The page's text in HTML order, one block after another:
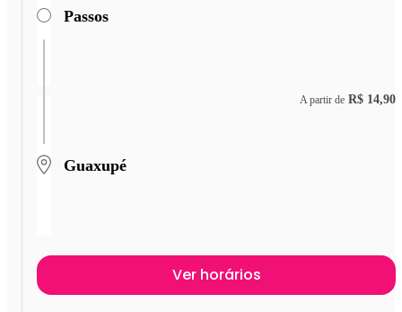
Passos
Guaxupé
A partir de R$ 14,90
Ver horários